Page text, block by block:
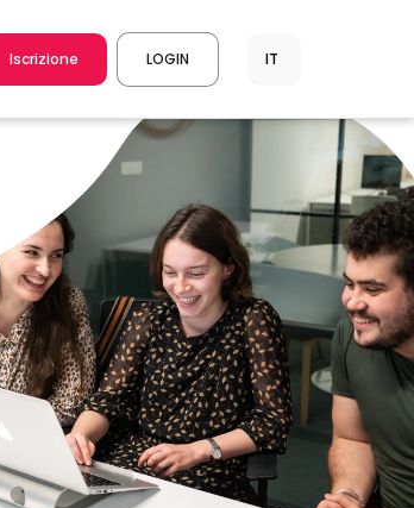
Iscrizione LOGIN